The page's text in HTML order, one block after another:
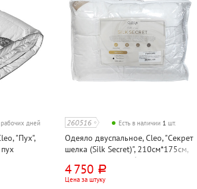
рабочих дней
"Пух",
260516 Есть в наличии 1 шт.
Одеяло двуспальное, Cleo, "Секрет
шелка (Silk Secret)", 210см*175см,
30% шелк, 70% лебяжий пух,
микрофибра, 250г⁄м²
4 750 руб.
Цена за штуку